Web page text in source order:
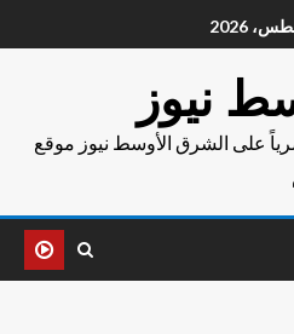
نيوز
على الشرق الأوسط نيوز موقع